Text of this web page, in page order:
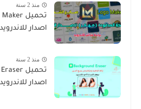
منذ 2 سنة
اصدار للاندرويد
منذ 2 سنة
اصدار للاندرويد